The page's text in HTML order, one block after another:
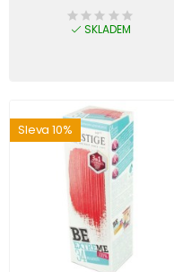
SKLADEM
Sleva 10%